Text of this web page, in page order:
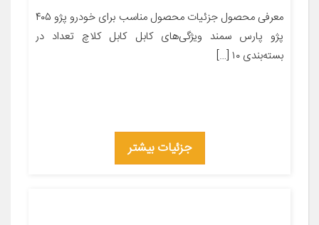
معرفی محصول جزئیات محصول مناسب برای خودرو پژو ۴۰۵
پژو پارس سمند ویژگی‌های کابل کابل کلاچ تعداد در
بسته‌بندی ۱۰ […]
جزئیات بیشتر